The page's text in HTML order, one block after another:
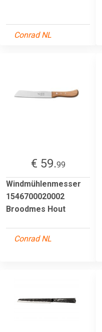
Conrad NL
€ 59.99
Windmühlenmesser
1546700020002
Broodmes Hout
Conrad NL